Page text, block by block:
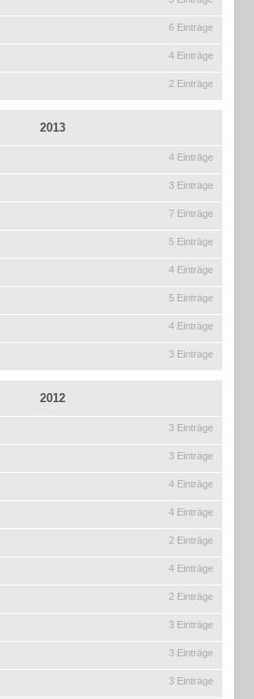
6 Einträge
4 Einträge
2 Einträge
2013
4 Einträge
3 Einträge
7 Einträge
5 Einträge
4 Einträge
5 Einträge
4 Einträge
3 Einträge
2012
3 Einträge
3 Einträge
4 Einträge
4 Einträge
2 Einträge
4 Einträge
2 Einträge
3 Einträge
3 Einträge
3 Einträge